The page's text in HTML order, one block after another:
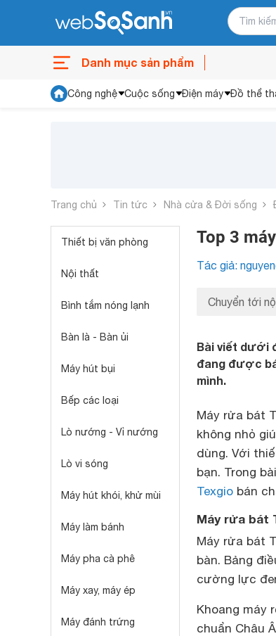
Danh mục sản phẩm
Công nghệ Cuộc sống Điện máy Đồ thể
Trang chủ Tin tức Nhà cửa & Đời sống
Thiết bị văn phòng
Nội thất
Bình tắm nóng lạnh
Bàn là - Bàn ủi
Máy hút bụi
Bếp các loại
Lò nướng - Vỉ nướng
Lò vi sóng
Máy hút khói, khử mùi
Máy làm bánh
Máy pha cà phê
Máy xay, máy ép
Máy đánh trứng
Top 3
Tác giả:
Chuyển tới
Bài viết dưới
đang được
mình.
Máy rửa bát
không nhỏ
dùng. Với
bạn. Trong
Texgio bán
Máy rửa bát
Máy rửa bát
bàn. Bảng
cường lực
Khoang máy
chuẩn Châu